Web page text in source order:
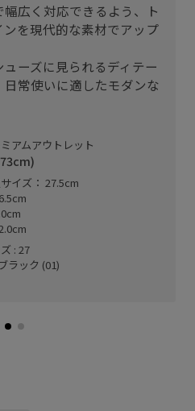
広く対応できるよう、ト
を現代的な素材でアップ
ーズに見られるディテー
常使いに適したモダンな
アムアウトレット
イズ： 27.5cm
: 27
ラック (01)